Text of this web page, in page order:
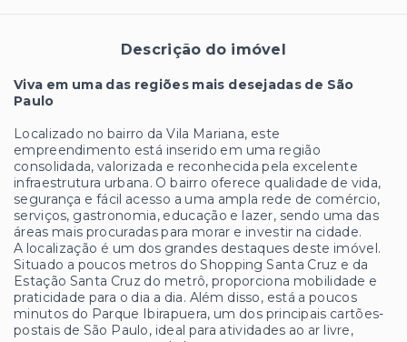
Descrição do imóvel
Viva em uma das regiões mais desejadas de São
Paulo
Localizado no bairro da Vila Mariana, este
empreendimento está inserido em uma região
consolidada, valorizada e reconhecida pela excelente
infraestrutura urbana. O bairro oferece qualidade de vida,
segurança e fácil acesso a uma ampla rede de comércio,
serviços, gastronomia, educação e lazer, sendo uma das
áreas mais procuradas para morar e investir na cidade.
A localização é um dos grandes destaques deste imóvel.
Situado a poucos metros do Shopping Santa Cruz e da
Estação Santa Cruz do metrô, proporciona mobilidade e
praticidade para o dia a dia. Além disso, está a poucos
minutos do Parque Ibirapuera, um dos principais cartões-
postais de São Paulo, ideal para atividades ao ar livre,